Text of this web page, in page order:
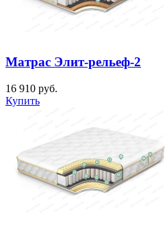
Матрас Элит-рельеф-2
16 910 руб.
Купить